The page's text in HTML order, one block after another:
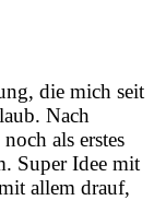
die mich seit
Nach
als erstes
Super Idee mit
allem drauf,